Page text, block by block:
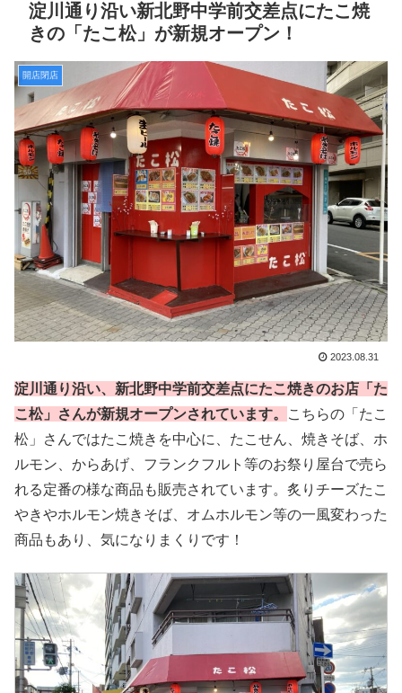
淀川通り沿い新北野中学前交差点にたこ焼
きの「たこ松」が新規オープン！
開店閉店
2023.08.31
淀川通り沿い、新北野中学前交差点にたこ焼きのお店「た
こ松」さんが新規オープンされています。
こちらの「たこ
松」さんではたこ焼きを中心に、たこせん、焼きそば、ホ
ルモン、からあげ、フランクフルト等のお祭り屋台で売ら
れる定番の様な商品も販売されています。炙りチーズたこ
やきやホルモン焼きそば、オムホルモン等の一風変わった
商品もあり、気になりまくりです！